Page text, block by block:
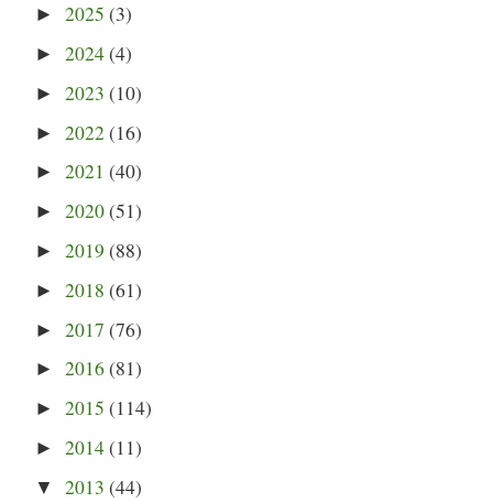
►2025 (3)
►2024(4)
►2023 (10)
►2022(16)
►2021 (40)
►2020(51)
►2019 (88)
►2018 (61)
►2017 (76)
►2016(81)
►2015 (114)
►2014(11)
▼ 2013 (44)